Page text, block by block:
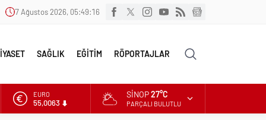
7 Ağustos 2026, 05:49:17
SAĞLIK EĞİTİM RÖPORTAJLAR
ALTIN
6.543,59
SINOP27°C
PARÇALI BULUTLU